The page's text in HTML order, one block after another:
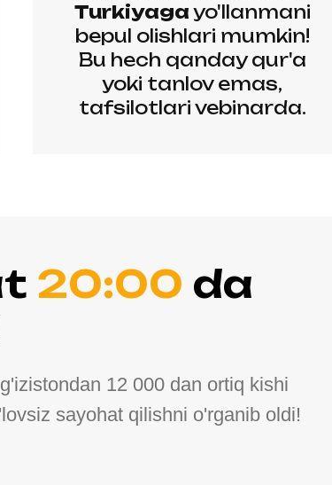
Turkiyaga yo'llanmani
bepul olishlari mumkin!
Bu hech qanday qur'a
yoki tanlov emas,
tafsilotlari vebinarda.
20:00 da
12 000 dan ortiq kishi
sayohat qilishni o'rganib oldi!